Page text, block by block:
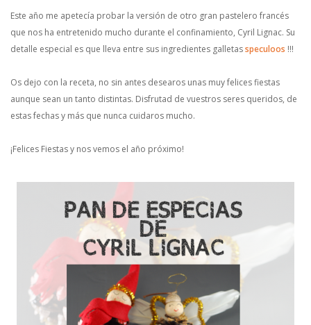
Este año me apetecía probar la versión de otro gran pastelero francés
que nos ha entretenido mucho durante el confinamiento, Cyril Lignac. Su
detalle especial es que lleva entre sus ingredientes galletasspeculoos !!!
Os dejo con la receta, no sin antes desearos unas muy felices fiestas
aunque sean un tanto distintas. Disfrutad de vuestros seres queridos, de
estas fechas y más que nunca cuidaros mucho.
¡Felices Fiestas y nos vemos el año próximo!